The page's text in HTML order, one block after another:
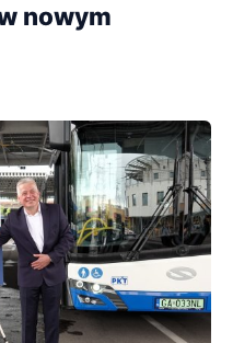
nowym